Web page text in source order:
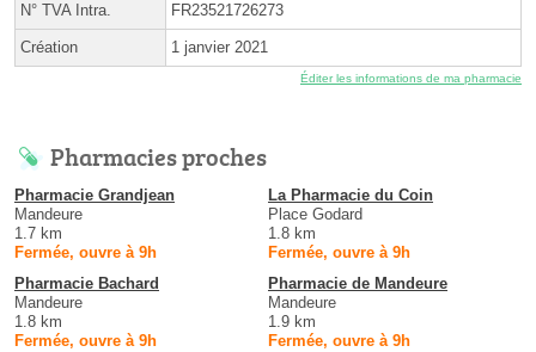
N° TVA Intra. FR23521726273
Création 1 janvier 2021
Éditer les informations de ma pharmacie
Pharmacies proches
Pharmacie Grandjean
Mandeure
1.7 km
Fermée, ouvre à 9h
La Pharmacie du Coin
Place Godard
1.8 km
Fermée, ouvre à 9h
Pharmacie Bachard
Mandeure
1.8 km
Fermée, ouvre à 9h
Pharmacie de Mandeure
Mandeure
1.9 km
Fermée, ouvre à 9h